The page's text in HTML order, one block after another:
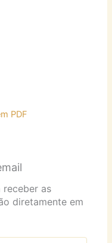
PDF
receber as
diretamente em